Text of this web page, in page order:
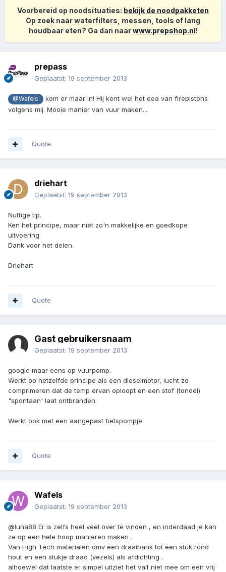
Voorbereid op noodsituaties: bekijk de noodpakketen
Op zoek naar waterfilters, messen, tools of lang
houdbaar eten? Ga dan naarwww.prepshop.nl!
prepass
Geplaatst: 19 september 2013
@Wafels
kom er maar in! Hij kent wel het eea van firepistons
volgens mij. Mooie manier van vuur maken...
Quote
driehart
Geplaatst: 19 september 2013
Nuttige tip.
Ken het principe, maar niet zo'n makkelijke en goedkope
uitvoering.
Dank voor het delen.
Driehart
Quote
Gast gebruikersnaam
Geplaatst: 19 september 2013
google maar eens op vuurpomp.
Werkt op hetzelfde principe als een dieselmotor, lucht zo
comprimeren dat de temp ervan oploopt en een stof (tondel)
"spontaan' laat ontbranden.
Werkt ook met een aangepast fietspompje
Quote
Wafels
Geplaatst: 19 september 2013
@luna88 Er is zelfs heel veel over te vinden , en inderdaad je kan
ze op een hele hoop manieren maken .
Van High Tech materialen dmv een draaibank tot een stuk rond
hout en een stukje draad (vezels) als afdichting .
alhoewel dat laatste er simpel uitziet het valt niet mee om een vrij